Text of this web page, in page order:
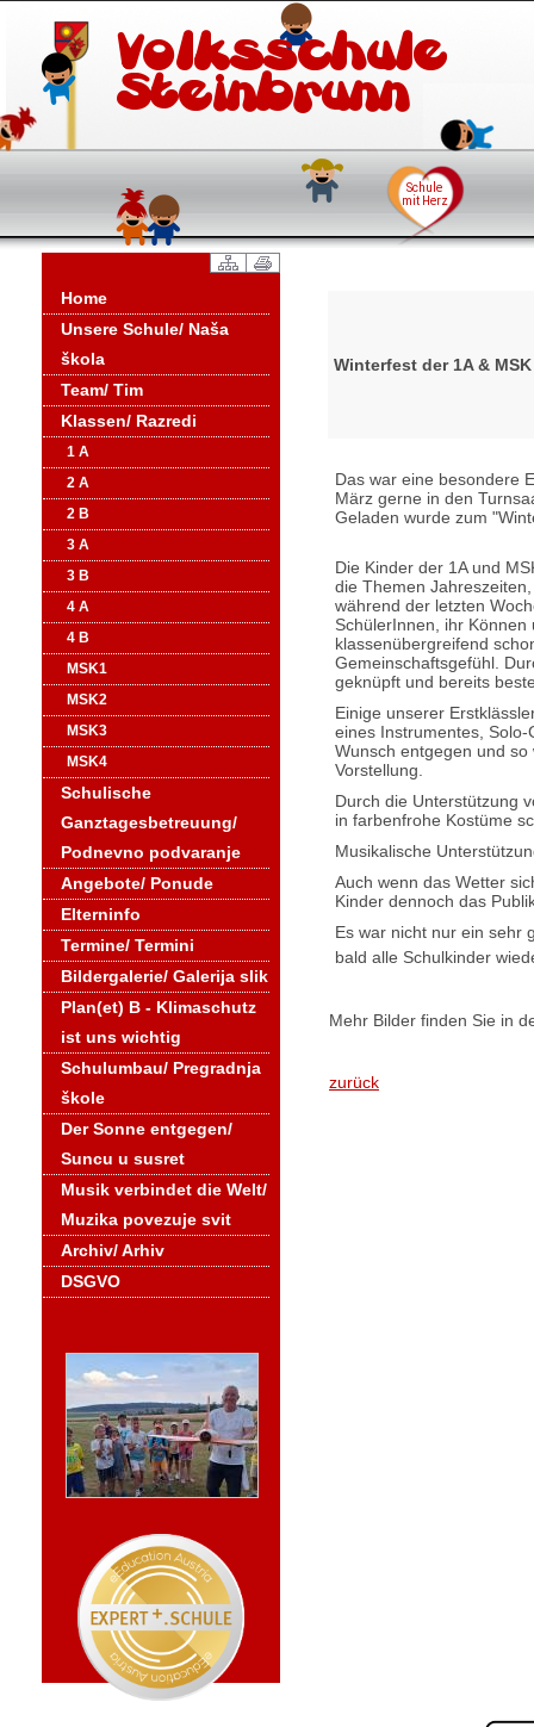
Home
Unsere Schule/ Naša
škola
Team/ Tim
Klassen/ Razredi
1 A
2 A
2 B
3 A
3 B
4 A
4 B
MSK1
MSK2
MSK3
MSK4
Schulische
Ganztagesbetreuung/
Podnevno podvaranje
Angebote/ Ponude
Elterninfo
Termine/ Termini
Bildergalerie/ Galerija slik
Plan(et) B - Klimaschutz
ist uns wichtig
Schulumbau/ Pregradnja
škole
Der Sonne entgegen/
Suncu u susret
Musik verbindet die Welt/
Muzika povezuje svit
Archiv/ Arhiv
DSGVO
Winterfest der 1A &
Das war eine besondere
März gerne in den
Geladen wurde zum
Die Kinder der 1A und
die Themen
während der letzten
SchülerInnen, ihr
klassenübergreifend
Gemeinschaftsgefühl.
geknüpft und bereits
Einige unserer
eines Instrumentes,
Wunsch entgegen und
Vorstellung.
Durch die Unterstützung
in farbenfrohe Kostüme
Musikalische
Auch wenn das Wetter
Kinder dennoch das
Es war nicht nur ein sehr
bald alle Schulkinder
Mehr Bilder finden Sie in
zurück